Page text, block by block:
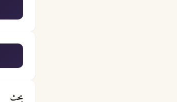
بحث